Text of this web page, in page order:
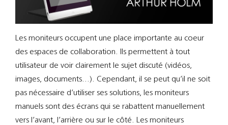
Les moniteurs occupent une place importante au coeur
des espaces de collaboration. Ils permettent à tout
utilisateur de voir clairement le sujet discuté (vidéos,
images, documents…). Cependant, il se peut qu’il ne soit
pas nécessaire d’utiliser ses solutions, les moniteurs
manuels sont des écrans qui se rabattent manuellement
vers l’avant, l’arrière ou sur le côté. Les moniteurs